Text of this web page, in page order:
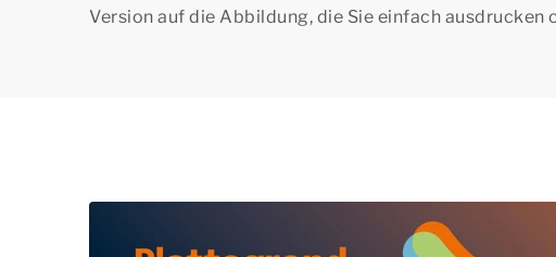
Version auf die Abbildung, die Sie einfach ausdrucken